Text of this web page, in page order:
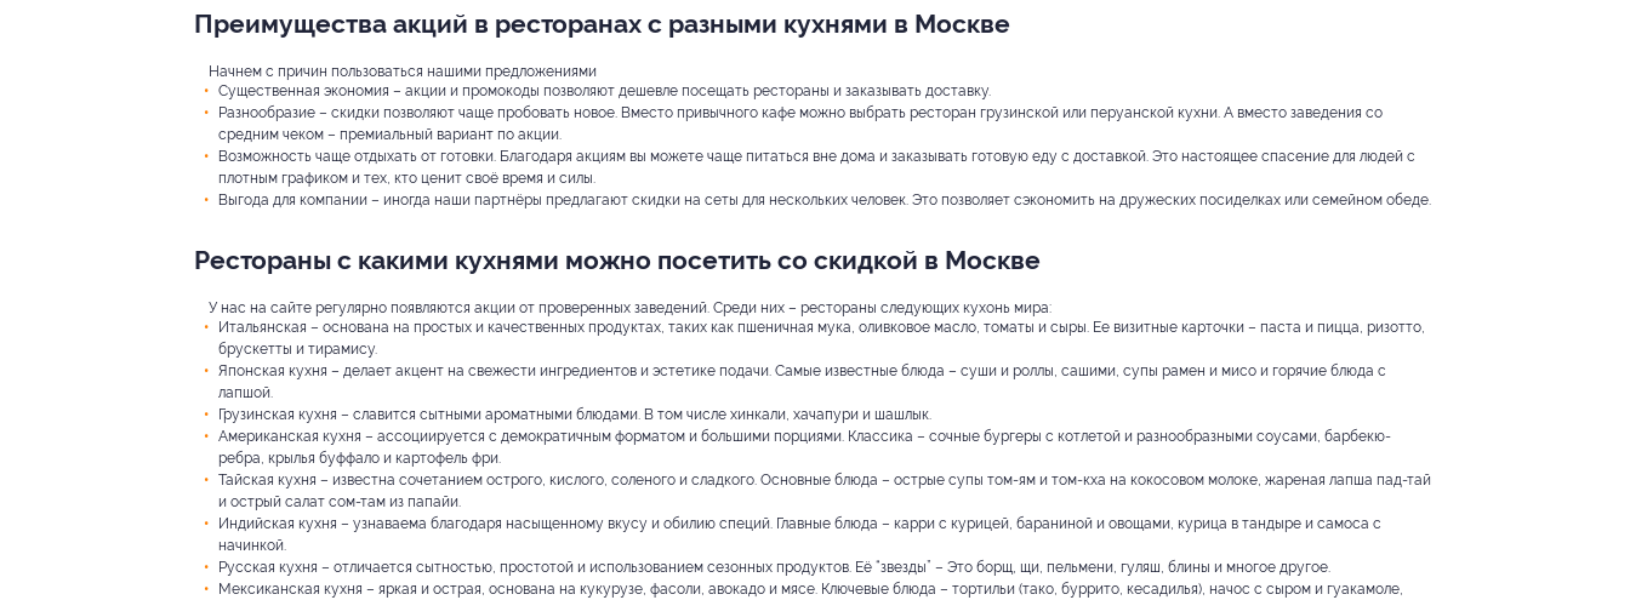
Преимущества акций в ресторанах с разными кухнями в Москве
Начнем с причин пользоваться нашими предложениями
Существенная экономия – акции и промокоды позволяют дешевле посещать рестораны и заказывать доставку.
Разнообразие – скидки позволяют чаще пробовать новое. Вместо привычного кафе можно выбрать ресторан грузинской или перуанской кухни. А вместо заведения со
средним чеком – премиальный вариант по акции.
Возможность чаще отдыхать от готовки. Благодаря акциям вы можете чаще питаться вне дома и заказывать готовую еду с доставкой. Это настоящее спасение для людей с
плотным графиком и тех, кто ценит своё время и силы.
Выгода для компании – иногда наши партнёры предлагают скидки на сеты для нескольких человек. Это позволяет сэкономить на дружеских посиделках или семейном обеде.
Рестораны с какими кухнями можно посетить со скидкой в Москве
У нас на сайте регулярно появляются акции от проверенных заведений. Среди них – рестораны следующих кухонь мира:
Итальянская – основана на простых и качественных продуктах, таких как пшеничная мука, оливковое масло, томаты и сыры. Ее визитные карточки – паста и пицца, ризотто,
брускетты и тирамису.
Японская кухня – делает акцент на свежести ингредиентов и эстетике подачи. Самые известные блюда – суши и роллы, сашими, супы рамен и мисо и горячие блюда с
лапшой.
Грузинская кухня – славится сытными ароматными блюдами. В том числе хинкали, хачапури и шашлык.
Американская кухня – ассоциируется с демократичным форматом и большими порциями. Классика – сочные бургеры с котлетой и разнообразными соусами, барбекю-
ребра, крылья буффало и картофель фри.
Тайская кухня – известна сочетанием острого, кислого, соленого и сладкого. Основные блюда – острые супы том-ям и том-кха на кокосовом молоке, жареная лапша пад-тай
и острый салат сом-там из папайи.
Индийская кухня – узнаваема благодаря насыщенному вкусу и обилию специй. Главные блюда – карри с курицей, бараниной и овощами, курица в тандыре и самоса с
начинкой.
Русская кухня – отличается сытностью, простотой и использованием сезонных продуктов. Её “звезды” – Это борщ, щи, пельмени, гуляш, блины и многое другое.
Мексиканская кухня – яркая и острая, основана на кукурузе, фасоли, авокадо и мясе. Ключевые блюда – тортильи (тако, буррито, кесадилья), начос с сыром и гуакамоле,